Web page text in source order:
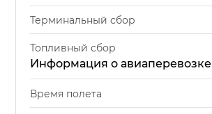
Терминальный сбор
Топливный сбор
Информация о авиаперевозке
Время полета